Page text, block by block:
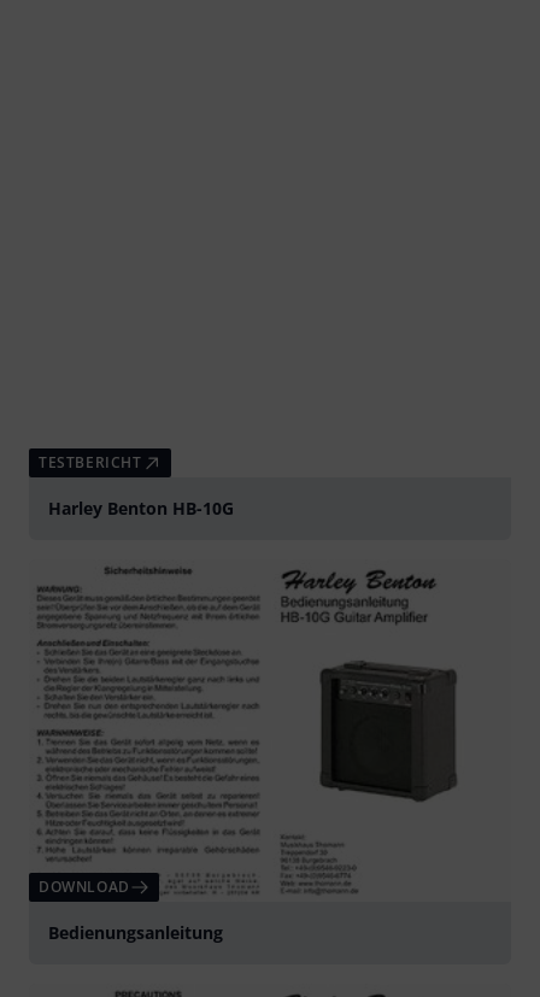
TESTBERICHT
Harley Benton HB-10G
DOWNLOAD
Bedienungsanleitung